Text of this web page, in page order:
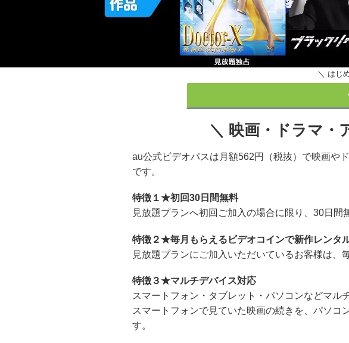
＼ はじ
＼ 映画・ドラマ・
au公式ビデオパスは月額562円（税抜）で映画や
です。
特徴１★初回30日間無料
見放題プランへ初回ご加入の場合に限り、30日間
特徴２★毎月もらえるビデオコインで新作レンタ
見放題プランにご加入いただいているお客様は、
特徴３★マルチデバイス対応
スマートフォン・タブレット・パソコンなどマル
スマートフォンで見ていた映画の続きを、パソコ
す。